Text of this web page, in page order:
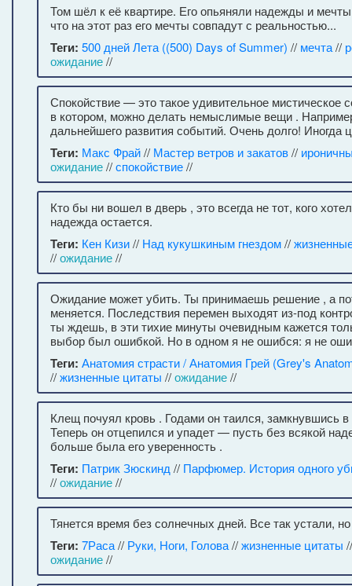
Том шёл к её квартире. Его опьяняли надежды и
что на этот раз его мечты совпадут с реальностью...
Теги: 500 дней Лета ((500) Days of Summer) // мечта//
ожидание//
Спокойствие — это такое удивительное мистическое
в котором, можно делать немыслимые вещи .
дальнейшего развития событий. Очень долго! Иногда
Теги: Макс Фрай// Мастер ветров и закатов//
ожидание//спокойствие//
Кто бы ни вошел в дверь , это всегда не тот, кого
надежда остается.
Теги: Кен Кизи// Над кукушкиным гнездом//
//ожидание//
Ожидание может убить. Ты принимаешь решение , а
меняется. Последствия перемен выходят из-под
ты ждешь, в эти тихие минуты очевидным кажется
выбор был ошибкой. Но в одном я не ошибся: я не
Теги: Анатомия страсти / Анатомия Грей (Grey's
//жизненные цитаты //ожидание//
Клещ почуял кровь . Годами он таился, замкнувшись
Теперь он отцепился и упадет — пусть без всякой
больше была его уверенность .
Теги: Патрик Зюскинд // Парфюмер. История одного
//ожидание//
Тянется время без солнечных дней. Все так устали,
Теги: 7Раса// Руки, Ноги, Голова//жизненные цитаты
ожидание//